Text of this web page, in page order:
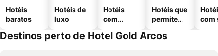
Hotéis
baratos
Hotéis de
luxo
Hotéis
com
Hotéis que
permitem
com
Destinos perto de Hotel Gold Arcos